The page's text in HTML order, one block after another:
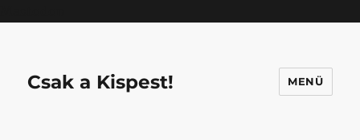
Csak a Kispest! MENÜ